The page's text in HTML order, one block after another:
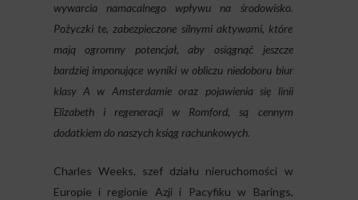
wywarcia namacalnego wpływu na środowisko.
Pożyczki te, zabezpieczone silnymi aktywami, które
mają ogromny potencjał, aby osiągnąć jeszcze
bardziej imponujące wyniki w obliczu niedoboru biur
klasy A w Amsterdamie oraz pojawienia się linii
Elizabeth i regeneracji w Romford, są cennym
dodatkiem do naszych ksiąg rachunkowych.
Charles Weeks, szef działu nieruchomości w
Europie i regionie Azji i Pacyfiku w Barings,